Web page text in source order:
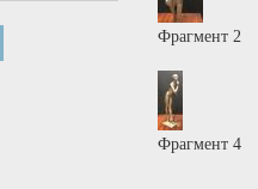
Фрагмент 2
Фрагмент 4